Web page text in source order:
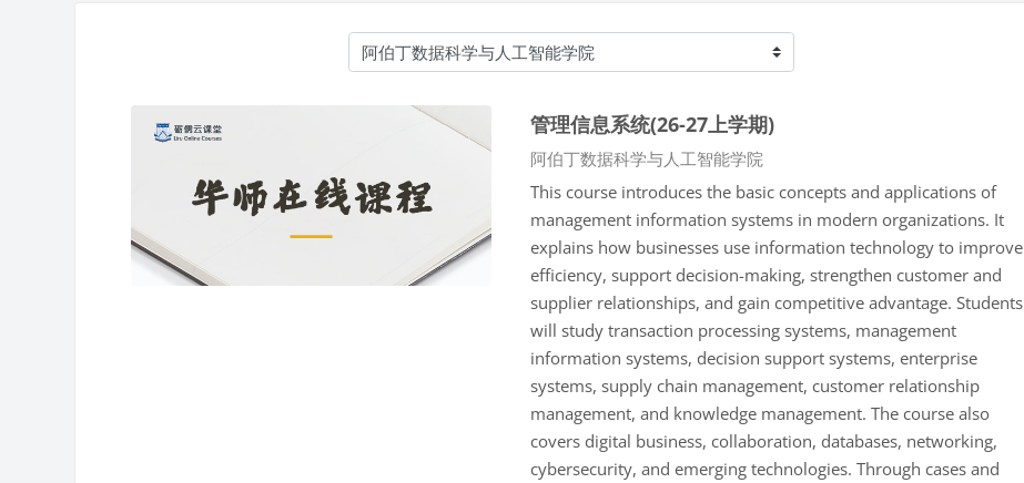
课程类别
管理信息系统(26-27上学期)
课程类别
阿伯丁数据科学与人工智能学院
This course introduces the basic concepts and applications of
management information systems in modern organizations. It
explains how businesses use information technology to improve
efficiency, support decision-making, strengthen customer and
supplier relationships, and gain competitive advantage. Students
will study transaction processing systems, management
information systems, decision support systems, enterprise
systems, supply chain management, customer relationship
management, and knowledge management. The course also
covers digital business, collaboration, databases, networking,
cybersecurity, and emerging technologies. Through cases and